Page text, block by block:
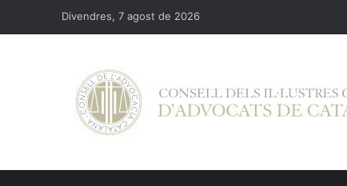
Divendres, 7 agost de 2026